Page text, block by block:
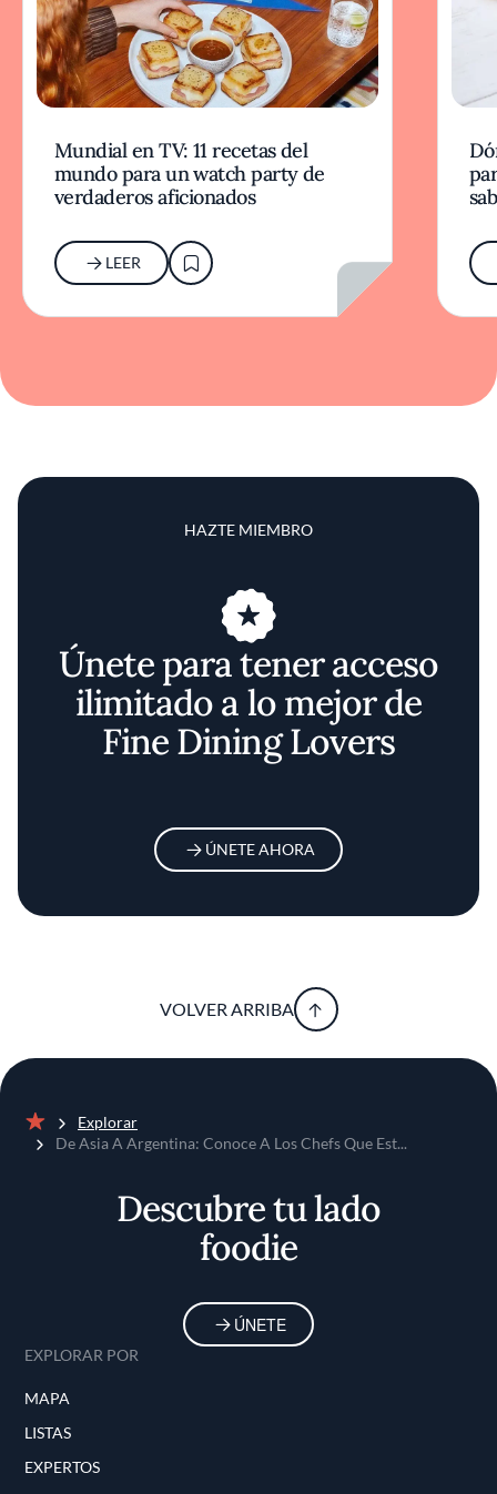
Mundial en TV: 11 recetas del
mundo para un watch party de
verdaderos aficionados
LEER
HAZTE MIEMBRO
Únete para tener acceso
ilimitado a lo mejor de
Fine Dining Lovers
ÚNETE AHORA
VOLVER ARRIBA
Inicio
Explorar
De Asia A Argentina: Conoce A Los Chefs Que Est...
Descubre tu lado
foodie
ÚNETE
EXPLORAR POR
MAPA
LISTAS
EXPERTOS